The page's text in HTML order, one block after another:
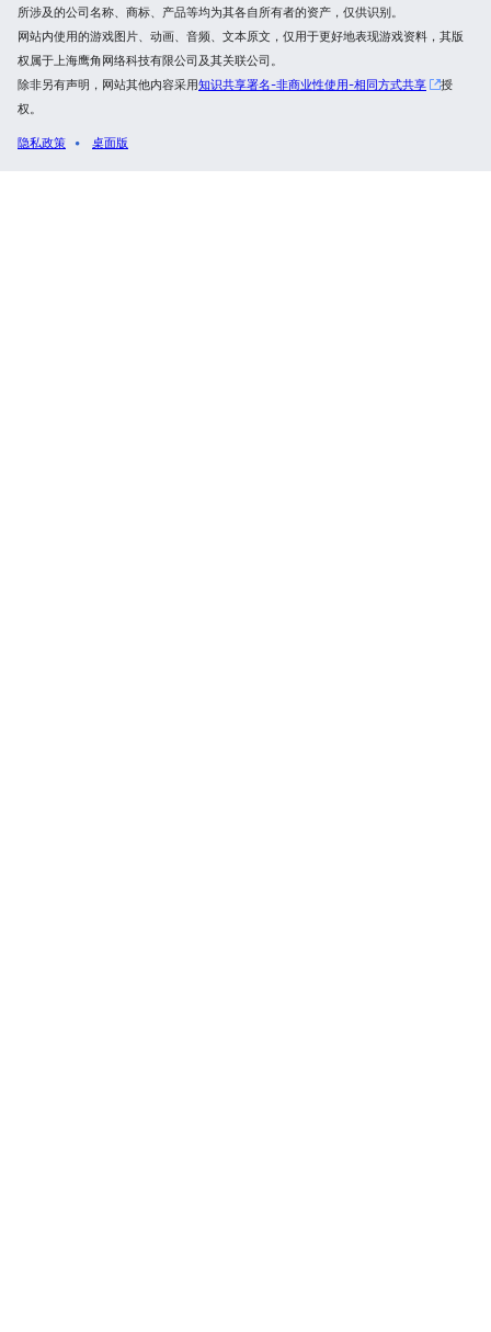
所涉及的公司名称、商标、产品等均为其各自所有者的资产，仅供识别。
网站内使用的游戏图片、动画、音频、文本原文，仅用于更好地表现游戏资料，其版
权属于上海鹰角网络科技有限公司及其关联公司。
除非另有声明，网站其他内容采用知识共享署名-非商业性使用-相同方式共享
授
权。
隐私政策 桌面版